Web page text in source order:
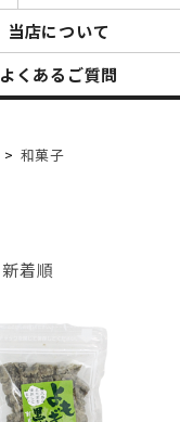
当店について
よくあるご質問
> 和菓子
新着順